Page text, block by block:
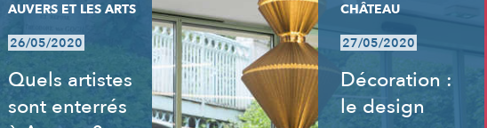
AUVERS ET LES ARTS
26/05/2020
Quels artistes
sont enterrés
CHÂTEAU
27/05/2020
Décoration :
le design